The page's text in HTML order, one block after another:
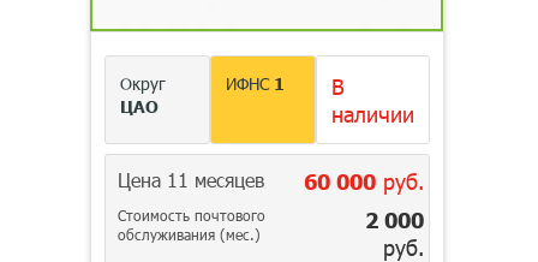
Округ
ЦАО
ИФНС 1
В
наличии
Цена 11 месяцев 60 000руб.
Стоимость почтового
обслуживания (мес.)
2 000
руб.